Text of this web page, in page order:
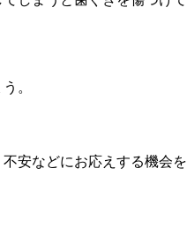
。
安などにお応えする機